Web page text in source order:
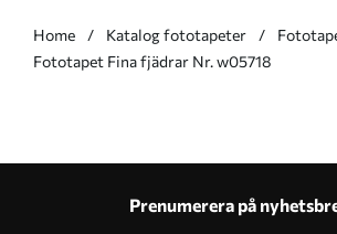
Home Katalog fototapeter
Fototapet Fina fjädrar Nr. w05718
Prenumerera på